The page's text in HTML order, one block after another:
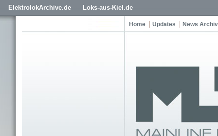
ElektrolokArchive.de Loks-aus-Kiel.de
Home Updates News Archiv